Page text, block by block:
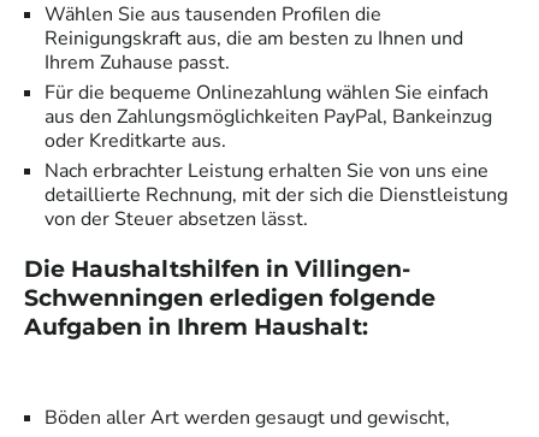
Wählen Sie aus tausenden Profilen die
Reinigungskraft aus, die am besten zu Ihnen und
Ihrem Zuhause passt.
Für die bequeme Onlinezahlung wählen Sie einfach
aus den Zahlungsmöglichkeiten PayPal, Bankeinzug
oder Kreditkarte aus.
Nach erbrachter Leistung erhalten Sie von uns eine
detaillierte Rechnung, mit der sich die Dienstleistung
von der Steuer absetzen lässt.
Die Haushaltshilfen in Villingen-
Schwenningen erledigen folgende
Aufgaben in Ihrem Haushalt:
Böden aller Art werden gesaugt und gewischt,